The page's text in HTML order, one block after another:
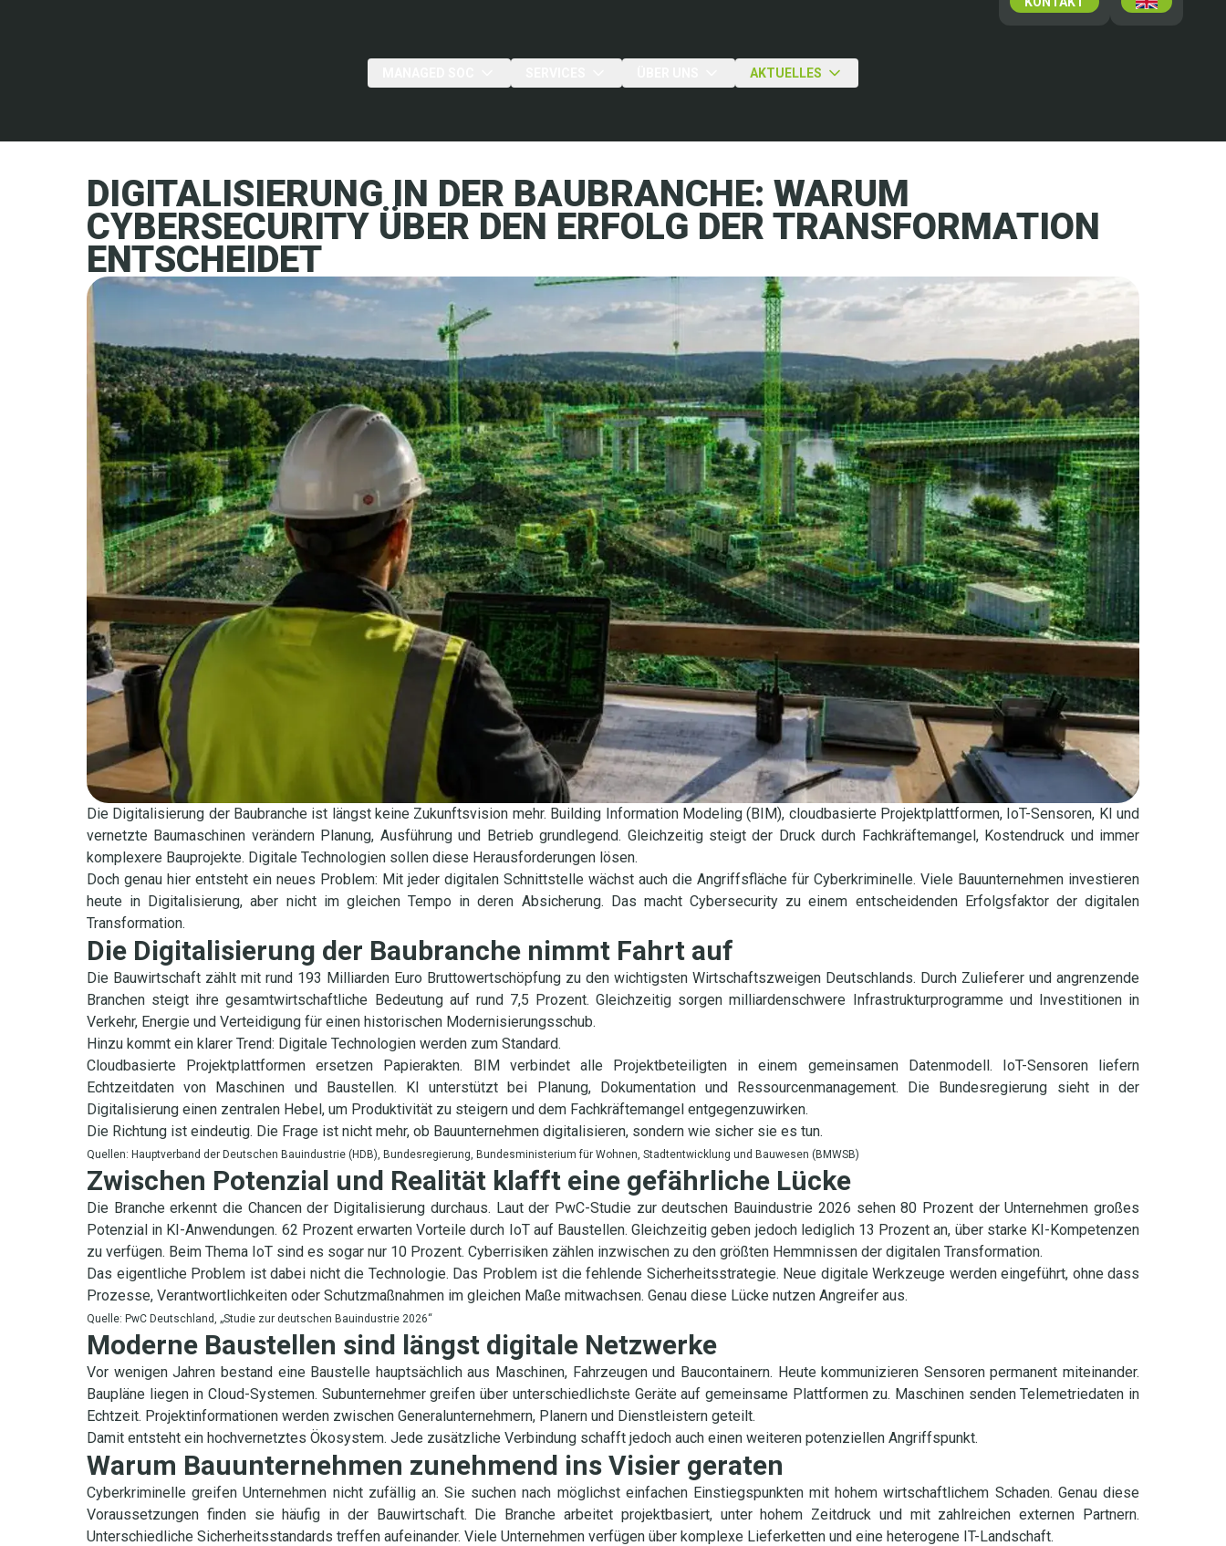
AKTUELLES
DIGITALISIERUNG IN DER BAUBRANCHE: WARUM
CYBERSECURITY ÜBER DEN ERFOLG DER TRANSFORMATION
ENTSCHEIDET
Die Digitalisierung der Baubranche ist längst keine Zukunftsvision mehr. Building Information Modeling (BIM), cloudbasierte Projektplattformen, IoT-Sensoren, KI und
vernetzte Baumaschinen verändern Planung, Ausführung und Betrieb grundlegend. Gleichzeitig steigt der Druck durch Fachkräftemangel, Kostendruck und immer
komplexere Bauprojekte. Digitale Technologien sollen diese Herausforderungen lösen.
Doch genau hier entsteht ein neues Problem: Mit jeder digitalen Schnittstelle wächst auch die Angriffsfläche für Cyberkriminelle. Viele Bauunternehmen investieren
heute in Digitalisierung, aber nicht im gleichen Tempo in deren Absicherung. Das macht Cybersecurity zu einem entscheidenden Erfolgsfaktor der digitalen
Transformation.
Die Digitalisierung der Baubranche nimmt Fahrt auf
Die Bauwirtschaft zählt mit rund 193 Milliarden Euro Bruttowertschöpfung zu den wichtigsten Wirtschaftszweigen Deutschlands. Durch Zulieferer und angrenzende
Branchen steigt ihre gesamtwirtschaftliche Bedeutung auf rund 7,5 Prozent. Gleichzeitig sorgen milliardenschwere Infrastrukturprogramme und Investitionen in
Verkehr, Energie und Verteidigung für einen historischen Modernisierungsschub.
Hinzu kommt ein klarer Trend: Digitale Technologien werden zum Standard.
Cloudbasierte Projektplattformen ersetzen Papierakten. BIM verbindet alle Projektbeteiligten in einem gemeinsamen Datenmodell. IoT-Sensoren liefern
Echtzeitdaten von Maschinen und Baustellen. KI unterstützt bei Planung, Dokumentation und Ressourcenmanagement. Die Bundesregierung sieht in der
Digitalisierung einen zentralen Hebel, um Produktivität zu steigern und dem Fachkräftemangel entgegenzuwirken.
Die Richtung ist eindeutig. Die Frage ist nicht mehr, ob Bauunternehmen digitalisieren, sondern wie sicher sie es tun.
Quellen: Hauptverband der Deutschen Bauindustrie (HDB), Bundesregierung, Bundesministerium für Wohnen, Stadtentwicklung und Bauwesen (BMWSB)
Zwischen Potenzial und Realität klafft eine gefährliche Lücke
Die Branche erkennt die Chancen der Digitalisierung durchaus. Laut der PwC-Studie zur deutschen Bauindustrie 2026 sehen 80 Prozent der Unternehmen großes
Potenzial in KI-Anwendungen. 62 Prozent erwarten Vorteile durch IoT auf Baustellen. Gleichzeitig geben jedoch lediglich 13 Prozent an, über starke KI-Kompetenzen
zu verfügen. Beim Thema IoT sind es sogar nur 10 Prozent. Cyberrisiken zählen inzwischen zu den größten Hemmnissen der digitalen Transformation.
Das eigentliche Problem ist dabei nicht die Technologie. Das Problem ist die fehlende Sicherheitsstrategie. Neue digitale Werkzeuge werden eingeführt, ohne dass
Prozesse, Verantwortlichkeiten oder Schutzmaßnahmen im gleichen Maße mitwachsen. Genau diese Lücke nutzen Angreifer aus.
Quelle: PwC Deutschland, „Studie zur deutschen Bauindustrie 2026“
Moderne Baustellen sind längst digitale Netzwerke
Vor wenigen Jahren bestand eine Baustelle hauptsächlich aus Maschinen, Fahrzeugen und Baucontainern. Heute kommunizieren Sensoren permanent miteinander.
Baupläne liegen in Cloud-Systemen. Subunternehmer greifen über unterschiedlichste Geräte auf gemeinsame Plattformen zu. Maschinen senden Telemetriedaten in
Echtzeit. Projektinformationen werden zwischen Generalunternehmern, Planern und Dienstleistern geteilt.
Damit entsteht ein hochvernetztes Ökosystem. Jede zusätzliche Verbindung schafft jedoch auch einen weiteren potenziellen Angriffspunkt.
Warum Bauunternehmen zunehmend ins Visier geraten
Cyberkriminelle greifen Unternehmen nicht zufällig an. Sie suchen nach möglichst einfachen Einstiegspunkten mit hohem wirtschaftlichem Schaden. Genau diese
Voraussetzungen finden sie häufig in der Bauwirtschaft. Die Branche arbeitet projektbasiert, unter hohem Zeitdruck und mit zahlreichen externen Partnern.
Unterschiedliche Sicherheitsstandards treffen aufeinander. Viele Unternehmen verfügen über komplexe Lieferketten und eine heterogene IT-Landschaft.